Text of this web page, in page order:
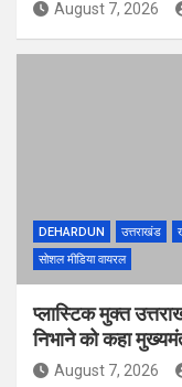
August 7, 2026
DEHARDUN उत्तराखंड
सोशल मीडिया वायरल
प्लास्टिक मुक्त
निभाने को कहा
August 7, 2026